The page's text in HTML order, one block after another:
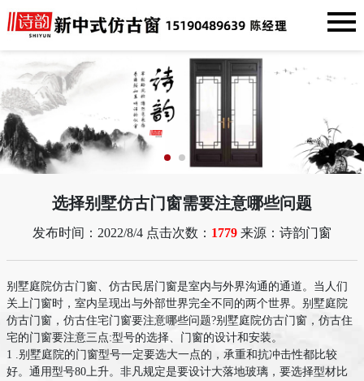
选择别墅仿古门窗需要注意哪些问题
发布时间：2022/8/4 点击次数： 1779 来源：诗韵门窗
别墅庭院仿古门窗、仿古民居门窗是室内与外界沟通的通道。当人们
关上门窗时，室内呈现出与外部世界完全不同的两个世界。别墅庭院
仿古门窗，仿古住宅门窗要注意哪些问题?别墅庭院仿古门窗，仿古住
宅的门窗要注意三点:型号的选择、门窗的设计和安装。
1 .别墅庭院的门窗型号一定要选大一点的，承重和抗冲击性都比较
好。通用型号80上升。非凡规定是要设计大落地玻璃，要选择型材比